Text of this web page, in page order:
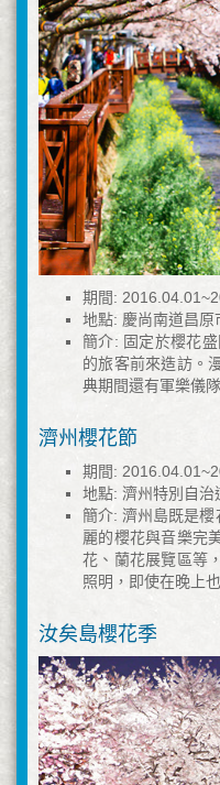
期間:
地點: 慶尚南道昌
簡介: 固定於櫻花
的旅客前來造訪。
典期間還有軍樂儀
濟州櫻花節
期間:
地點: 濟州特別自治
簡介: 濟州島既是
麗的櫻花與音樂完
花、蘭花展覽區等
照明，即使在晚上
汝矣島櫻花季